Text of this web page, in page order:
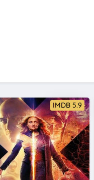
IMDB 5.9